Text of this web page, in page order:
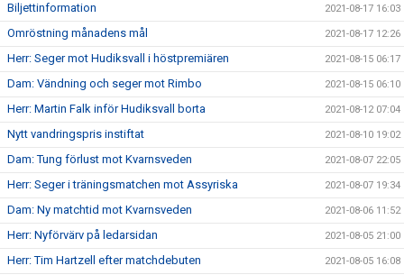
Biljettinformation 2021-08-17 16:03
Omröstning månadens mål 2021-08-17 12:26
Herr: Seger mot Hudiksvall i höstpremiären 2021-08-15 06:17
Dam: Vändning och seger mot Rimbo 2021-08-15 06:10
Herr: Martin Falk inför Hudiksvall borta 2021-08-12 07:04
Nytt vandringspris instiftat 2021-08-10 19:02
Dam: Tung förlust mot Kvarnsveden 2021-08-07 22:05
Herr: Seger i träningsmatchen mot Assyriska 2021-08-07 19:34
Dam: Ny matchtid mot Kvarnsveden 2021-08-06 11:52
Herr: Nyförvärv på ledarsidan 2021-08-05 21:00
Herr: Tim Hartzell efter matchdebuten 2021-08-05 16:08